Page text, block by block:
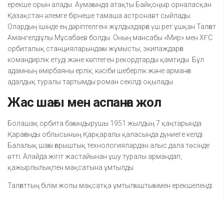
ерекше орын алады. Аумағында атақты Байқоңыр орналасқан
Қазақстан әлемге бірнеше тамаша астронавт сыйлады.
Олардың ішінде ең дәріптелгені жұлдыздарға үш рет ұшқан Талғат
Амангелдіұлы Мұсабаев болды. Оның мансабы «Мир» мен ХҒС
орбиталық станцияларындағы жұмысты, экипаждарға
командирлік етуді және көптеген рекордтарды қамтиды. Бұл
адамның өмірбаяны ерлік, кәсіби шеберлік және арманға
адалдық туралы тартымды роман секілді оқылады.
Жас шағы мен аспанға жол
Болашақ орбита бағындырушы 1951 жылдың 7 қаңтарында
Қарағанды облысының Қарқаралы қаласында дүниеге келді.
Балалық шағы ғарыштық технологиялардан алыс дала төсінде
өтті. Алайда жігіт жастайынан ұшу туралы армандап,
қажырлылықпен мақсатына ұмтылды.
Талғаттың білім жолы мақсатқа ұмтылғыштығымен ерекшеленді: